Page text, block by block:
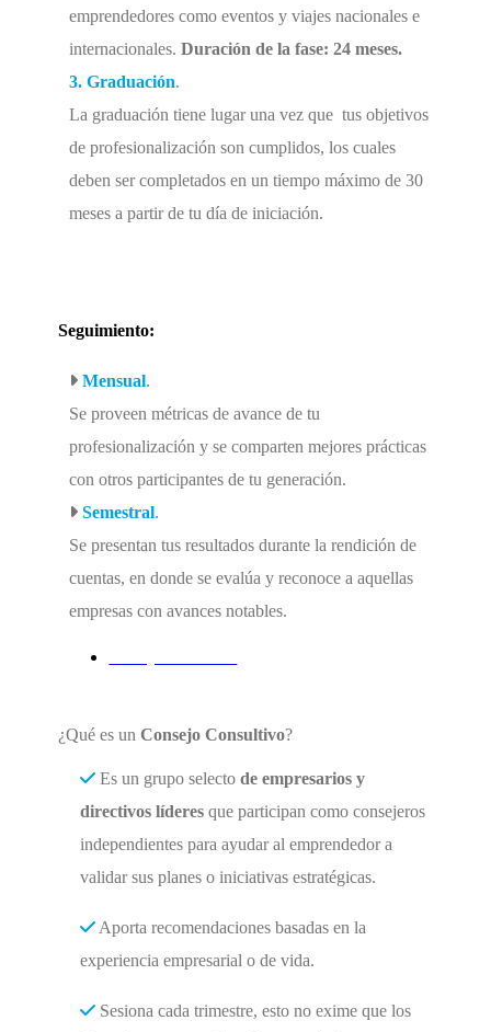
emprendedores como eventos y viajes nacionales e
internacionales. Duración de la fase: 24 meses.
3. Graduación.
La graduación tiene lugar una vez que tus objetivos
de profesionalización son cumplidos, los cuales
deben ser completados en un tiempo máximo de 30
meses a partir de tu día de iniciación.
Seguimiento:
Mensual.
Se proveen métricas de avance de tu
profesionalización y se comparten mejores prácticas
con otros participantes de tu generación.
Semestral.
Se presentan tus resultados durante la rendición de
cuentas, en donde se evalúa y reconoce a aquellas
empresas con avances notables.
¿Qué es un Consejo Consultivo?
Es un grupo selecto de empresarios y
directivos líderes que participan como consejeros
independientes para ayudar al emprendedor a
validar sus planes o iniciativas estratégicas.
Aporta recomendaciones basadas en la
experiencia empresarial o de vida.
Sesiona cada trimestre, esto no exime que los